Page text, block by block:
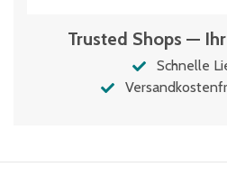
Trusted Shops —
Schnelle